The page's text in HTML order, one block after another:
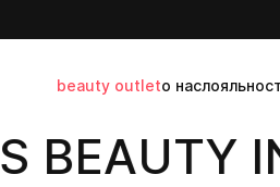
beauty outletо нас